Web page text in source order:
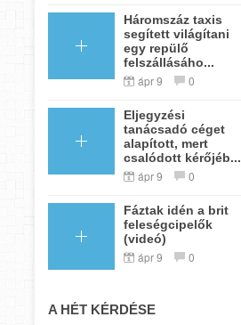
Háromszáz taxis
segített világítani
egy repülő
felszállásáho...
ápr 9 0
Eljegyzési
tanácsadó céget
alapított, mert
csalódott kérőjéb...
ápr 9 0
Fáztak idén a brit
feleségcipelők
(videó)
ápr 9 0
A HÉT KÉRDÉSE